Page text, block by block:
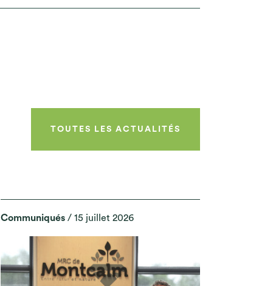
TOUTES LES ACTUALITÉS
Communiqués / 15 juillet 2026